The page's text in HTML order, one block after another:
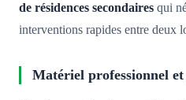
de résidences secondaires qui
interventions rapides entre deux
Matériel professionnel